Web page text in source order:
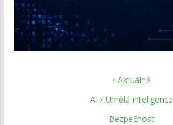
• Aktuálně
AI / Umělá inteligence
Bezpečnost